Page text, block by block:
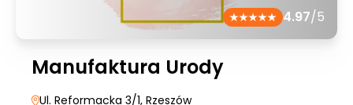
4.97/5
Manufaktura Urody
Ul. Reformacka 3/1, Rzeszów